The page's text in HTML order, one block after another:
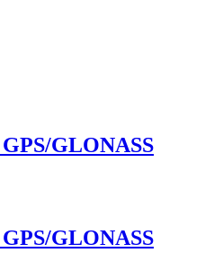
GLONASS
GLONASS